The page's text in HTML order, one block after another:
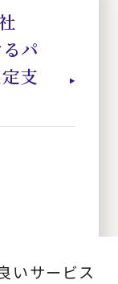
パ
支
いサービス